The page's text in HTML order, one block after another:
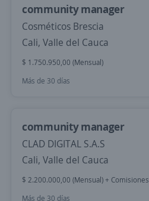
community manager
Cosméticos Brescia
Cali, Valle del Cauca
$ 1.750.950,00 (Mensual)
Más de 30 días
community manager
CLAD DIGITAL S.A.S
Cali, Valle del Cauca
$ 2.200.000,00 (Mensual) + Comisiones
Más de 30 días